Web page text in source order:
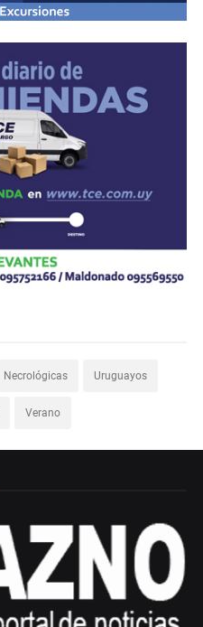
Necrológicas Uruguayos
Verano